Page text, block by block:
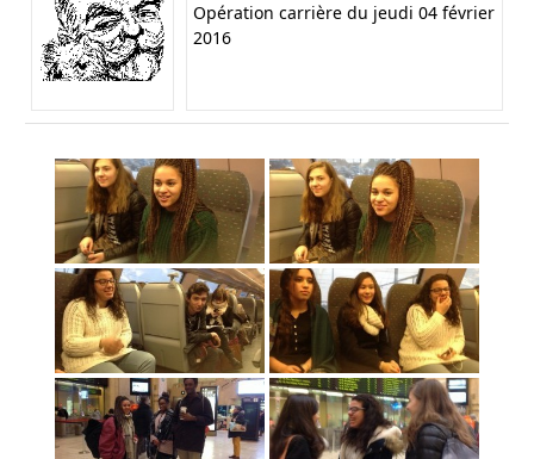
Opération carrière du jeudi 04 février
2016